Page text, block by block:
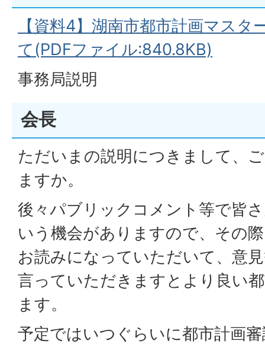
【資料4】湖南市都市計画マス
て(PDFファイル:840.8KB)
事務局説明
会長
ただいまの説明につきまして、
ますか。
後々パブリックコメント等で皆
いう機会がありますので、その
お読みになっていただいて、意
言っていただきますとより良い
ます。
予定ではいつぐらいに都市計画